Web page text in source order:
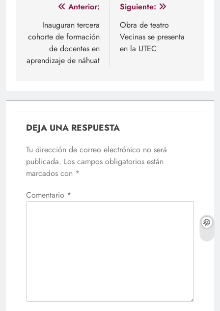
Navegación
entradas
Anterior:
Inauguran tercera
cohorte de formación
de docentes en
aprendizaje de náhuat
Siguiente:
Obra de teatro
Vecinas se presenta
en la UTEC
DEJA UNA RESPUESTA
Tu dirección de correo electrónico no será
publicada. Los campos obligatorios están
marcados con *
Comentario *